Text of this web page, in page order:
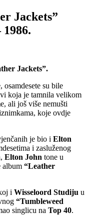
Jackets”
1986.
Jackets”.
su bile
koja je tamnila velikom
ali još više nemušti
koje ovdje
je bio i Elton
i zasluženog
, Elton John tone u
album “Leather
i Wisseloord Studiju u
“Tumbleweed
singlicu na Top 40.